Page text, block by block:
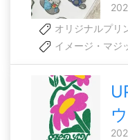
オリジナルプリ
イメージ・マジ